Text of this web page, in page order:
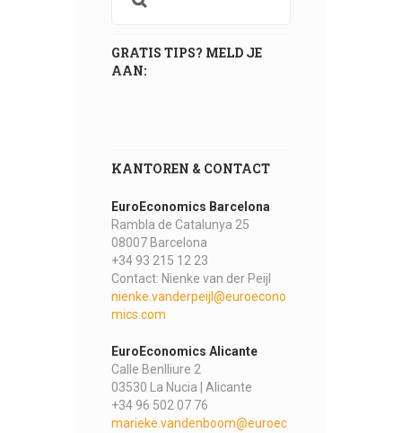
GRATIS TIPS? MELD JE
AAN:
KANTOREN & CONTACT
EuroEconomics Barcelona
Rambla de Catalunya 25
08007 Barcelona
+34 93 215 12 23
Contact: Nienke van der Peijl
nienke.vanderpeijl@euroecono
mics.com
EuroEconomics Alicante
Calle Benlliure 2
03530 La Nucia | Alicante
+34 96 502 07 76
marieke.vandenboom@euroec